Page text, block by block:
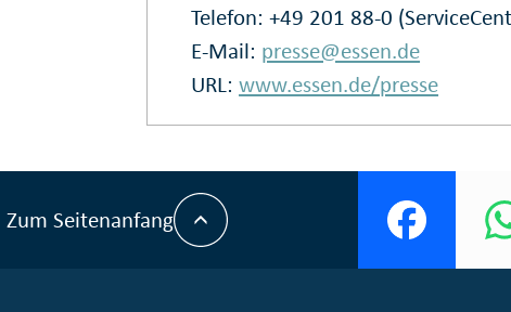
Telefon: +49 201 88-0
E-Mail: presse@essen.de
URL:www.essen.de/presse
Zum Seitenanfang